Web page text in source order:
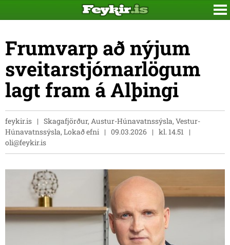
Frumvarp að nýjum
sveitarstjórnarlögum
lagt fram á Alþingi
feykir.is
Skagafjörður, Austur-Húnavatnssýsla, Vestur-
Húnavatnssýsla, Lokað efni
09.03.2026
kl. 14.51
oli@feykir.is